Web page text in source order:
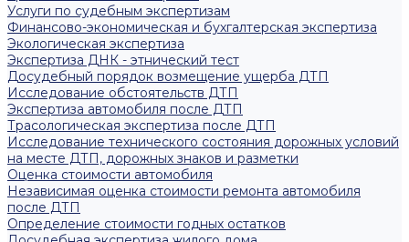
Услуги по судебным экспертизам
Финансово-экономическая и бухгалтерская экспертиза
Экологическая экспертиза
Экспертиза ДНК - этнический тест
Досудебный порядок возмещение ущерба ДТП
Исследование обстоятельств ДТП
Экспертиза автомобиля после ДТП
Трасологическая экспертиза после ДТП
Исследование технического состояния дорожных условий
на месте ДТП, дорожных знаков и разметки
Оценка стоимости автомобиля
Независимая оценка стоимости ремонта автомобиля
после ДТП
Определение стоимости годных остатков